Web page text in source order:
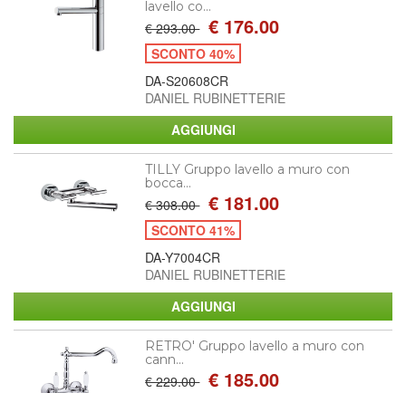
lavello co...
€ 293.00 € 176.00
SCONTO 40%
DA-S20608CR
DANIEL RUBINETTERIE
TILLY Gruppo lavello a muro con
bocca...
€ 308.00 € 181.00
SCONTO 41%
DA-Y7004CR
DANIEL RUBINETTERIE
RETRO' Gruppo lavello a muro con
cann...
€ 229.00 € 185.00